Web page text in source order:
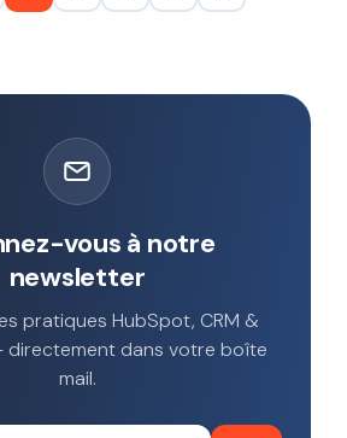
vous à notre
newsletter
pratiques HubSpot, CRM &
directement dans votre boîte
mail.